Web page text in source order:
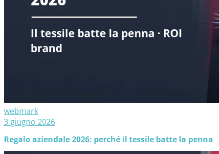
webmark
3 giugno 2026
Regalo aziendale 2026: perché il tessile batte la penna